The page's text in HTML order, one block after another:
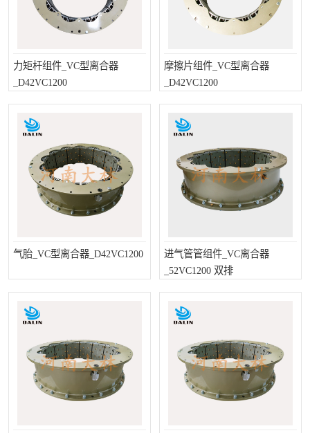
力矩杆组件_VC型离合器
_D42VC1200
摩擦片组件_VC型离合器
_D42VC1200
气胎_VC型离合器_D42VC1200
进气管管组件_VC离合器
_52VC1200 双排